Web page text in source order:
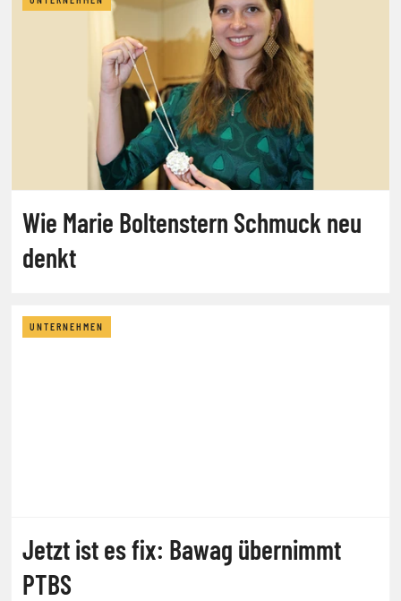
Wie Marie Boltenstern Schmuck neu
denkt
UNTERNEHMEN
Jetzt ist es fix: Bawag übernimmt
PTBS